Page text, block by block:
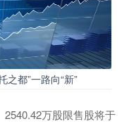
之都”一路向“新”
万股限售股将于